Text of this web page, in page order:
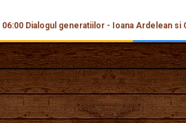
06:00 Dialogul generatiilor - Ioana Ardelean